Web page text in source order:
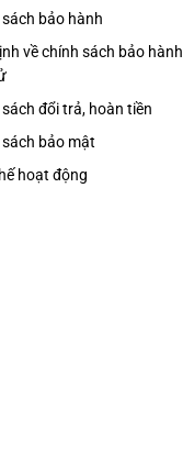
bảo hành
về chính sách bảo hành
đổi trả, hoàn tiền
bảo mật
hoạt động